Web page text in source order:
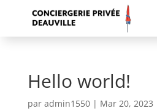
Hello world!
par admin1550| Mar 20, 2023